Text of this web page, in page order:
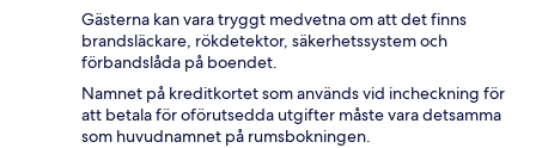
Gästerna kan vara tryggt medvetna om att det finns
brandsläckare, rökdetektor, säkerhetssystem och
förbandslåda på boendet.
Namnet på kreditkortet som används vid incheckning för
att betala för oförutsedda utgifter måste vara detsamma
som huvudnamnet på rumsbokningen.